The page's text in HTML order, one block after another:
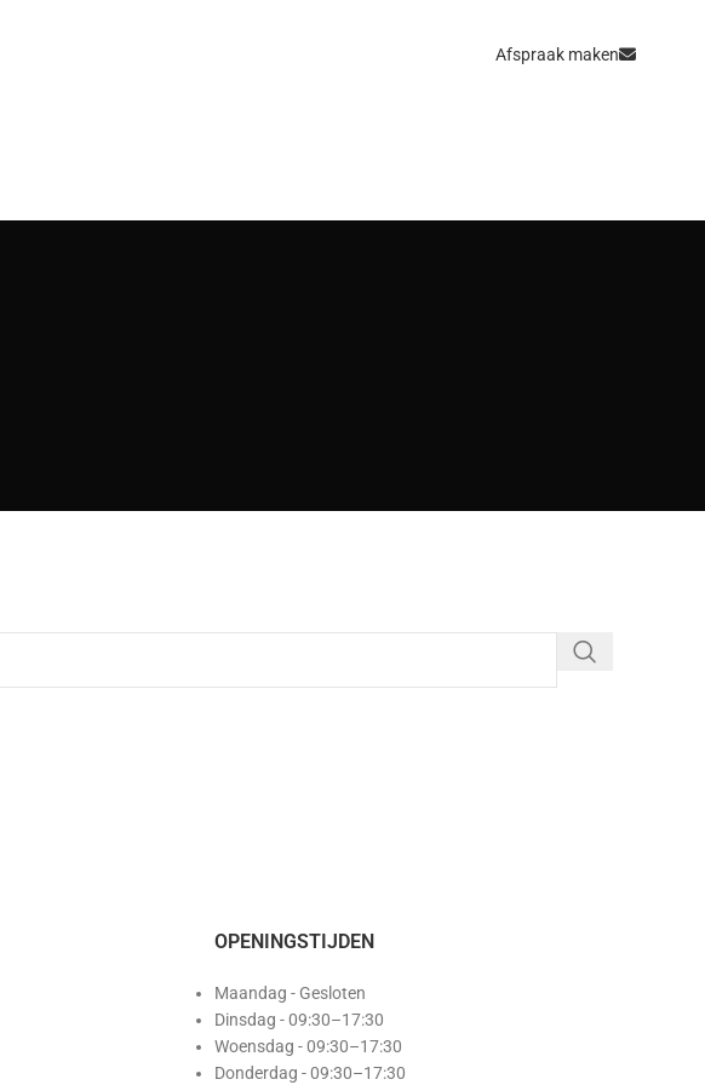
Afspraak maken
OPENINGSTIJDEN
Maandag - Gesloten
Dinsdag - 09:30–17:30
Woensdag - 09:30–17:30
Donderdag - 09:30–17:30